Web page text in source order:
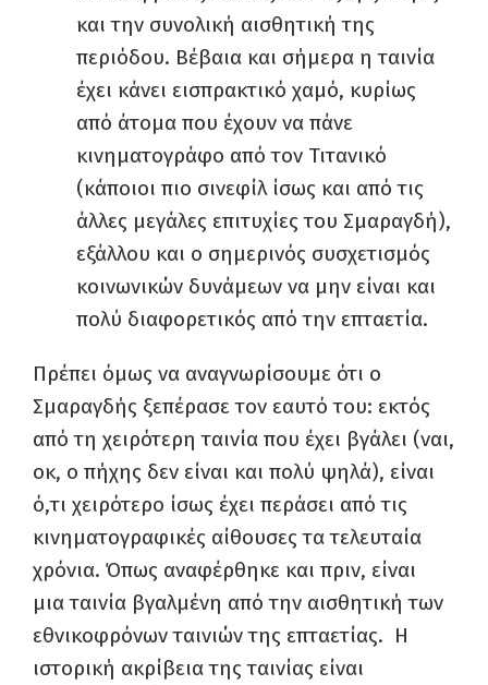
και την συνολική αισθητική της
περιόδου. Βέβαια και σήμερα η ταινία
έχει κάνει εισπρακτικό χαμό, κυρίως
από άτομα που έχουν να πάνε
κινηματογράφο από τον Τιτανικό
(κάποιοι πιο σινεφίλ ίσως και από τις
άλλες μεγάλες επιτυχίες του Σμαραγδή),
εξάλλου και ο σημερινός συσχετισμός
κοινωνικών δυνάμεων να μην είναι και
πολύ διαφορετικός από την επταετία.
Πρέπει όμως να αναγνωρίσουμε ότι ο
Σμαραγδής ξεπέρασε τον εαυτό του: εκτός
από τη χειρότερη ταινία που έχει βγάλει (ναι,
οκ, ο πήχης δεν είναι και πολύ ψηλά), είναι
ό,τι χειρότερο ίσως έχει περάσει από τις
κινηματογραφικές αίθουσες τα τελευταία
χρόνια. Όπως αναφέρθηκε και πριν, είναι
μια ταινία βγαλμένη από την αισθητική των
εθνικοφρόνων ταινιών της επταετίας. Η
ιστορική ακρίβεια της ταινίας είναι